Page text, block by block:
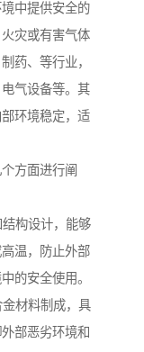
中提供安全的
灾或有害气体
药、等行业，
气设备等。其
环境稳定，适
方面进行阐
构设计，能够
温，防止外部
的安全使用。
材料制成，具
部恶劣环境和